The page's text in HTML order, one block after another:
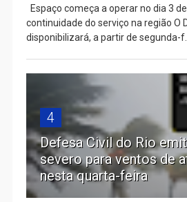
Espaço começa a operar no dia 3
continuidade do serviço na região O
disponibilizará, a partir de segunda-f...
4
Defesa Civil do Rio
severo para ventos de
nesta quarta-feira